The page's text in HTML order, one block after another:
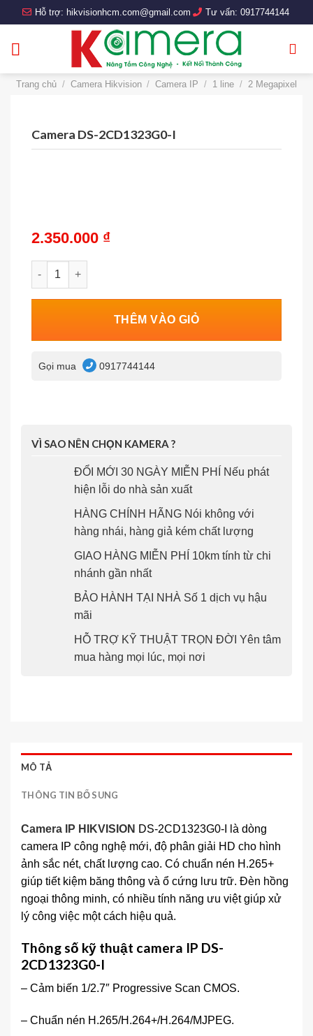
to
content
Hỗ trợ: hikvisionhcm.com@gmail.com Tư vấn: 0917744144
Trang chủ / Camera Hikvision / Camera IP / 1 line / 2 Megapixel
Camera DS-2CD1323G0-I
2.350.000 ₫
Camera DS-2CD1323G0-I số lượng
THÊM VÀO GIỎ
Gọi mua 0917744144
VÌ SAO NÊN CHỌN KAMERA ?
ĐỔI MỚI 30 NGÀY MIỄN PHÍ Nếu phát
hiện lỗi do nhà sản xuất
HÀNG CHÍNH HÃNG Nói không với
hàng nhái, hàng giả kém chất lượng
GIAO HÀNG MIỄN PHÍ 10km tính từ chi
nhánh gần nhất
BẢO HÀNH TẠI NHÀ Số 1 dịch vụ hậu
mãi
HỖ TRỢ KỸ THUẬT TRỌN ĐỜI Yên tâm
mua hàng mọi lúc, mọi nơi
MÔ TẢ
THÔNG TIN BỔ SUNG
Camera IP HIKVISION DS-2CD1323G0-I là dòng
camera IP công nghệ mới, độ phân giải HD cho hình
ảnh sắc nét, chất lượng cao. Có chuẩn nén H.265+
giúp tiết kiệm băng thông và ổ cứng lưu trữ. Đèn hồng
ngoại thông minh, có nhiều tính năng ưu việt giúp xử
lý công việc một cách hiệu quả.
Thông số kỹ thuật camera IP DS-
2CD1323G0-I
– Cảm biến 1/2.7″ Progressive Scan CMOS.
– Chuẩn nén H.265/H.264+/H.264/MJPEG.